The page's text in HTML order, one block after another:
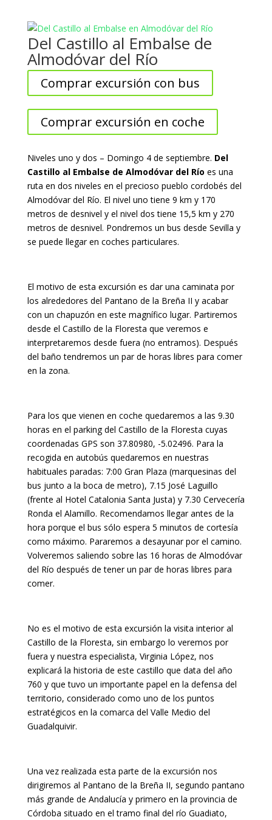
Del Castillo al Embalse de
Almodóvar del Río
Comprar excursión con bus
Comprar excursión en coche
Niveles uno y dos – Domingo 4 de septiembre. Del
Castillo al Embalse de Almodóvar del Río es una
ruta en dos niveles en el precioso pueblo cordobés del
Almodóvar del Río. El nivel uno tiene 9 km y 170
metros de desnivel y el nivel dos tiene 15,5 km y 270
metros de desnivel. Pondremos un bus desde Sevilla y
se puede llegar en coches particulares.
El motivo de esta excursión es dar una caminata por
los alrededores del Pantano de la Breña II y acabar
con un chapuzón en este magnífico lugar. Partiremos
desde el Castillo de la Floresta que veremos e
interpretaremos desde fuera (no entramos). Después
del baño tendremos un par de horas libres para comer
en la zona.
Para los que vienen en coche quedaremos a las 9.30
horas en el parking del Castillo de la Floresta cuyas
coordenadas GPS son 37.80980, -5.02496. Para la
recogida en autobús quedaremos en nuestras
habituales paradas: 7:00 Gran Plaza (marquesinas del
bus junto a la boca de metro), 7.15 José Laguillo
(frente al Hotel Catalonia Santa Justa) y 7.30 Cervecería
Ronda el Alamillo. Recomendamos llegar antes de la
hora porque el bus sólo espera 5 minutos de cortesía
como máximo. Pararemos a desayunar por el camino.
Volveremos saliendo sobre las 16 horas de Almodóvar
del Río después de tener un par de horas libres para
comer.
No es el motivo de esta excursión la visita interior al
Castillo de la Floresta, sin embargo lo veremos por
fuera y nuestra especialista, Virginia López, nos
explicará la historia de este castillo que data del año
760 y que tuvo un importante papel en la defensa del
territorio, considerado como uno de los puntos
estratégicos en la comarca del Valle Medio del
Guadalquivir.
Una vez realizada esta parte de la excursión nos
dirigiremos al Pantano de la Breña II, segundo pantano
más grande de Andalucía y primero en la provincia de
Córdoba situado en el tramo final del río Guadiato,